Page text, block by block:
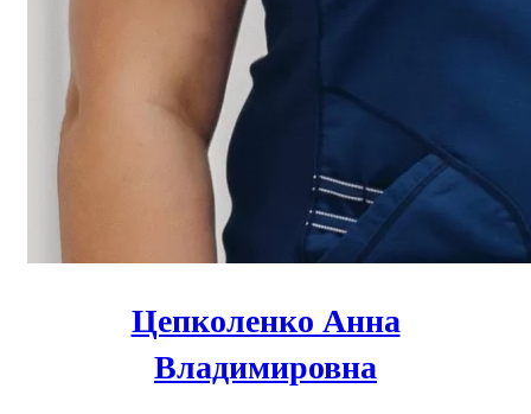
Цепколенко Анна
Владимировна